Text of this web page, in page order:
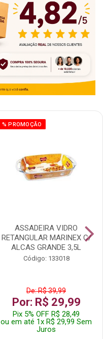
% PROMOÇÃO
ASSADEIRA VIDRO
RETANGULAR MARINEX C/
ALCAS GRANDE 3,5L
Código: 133018
De: R$ 39,99
Por: R$ 29,99
Pix 5% OFF R$ 28,49
ou em até 1x R$ 29,99 Sem
Juros